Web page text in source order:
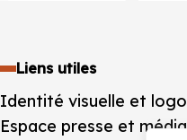
Liens utiles
Identité visuelle et logo
Espace presse et